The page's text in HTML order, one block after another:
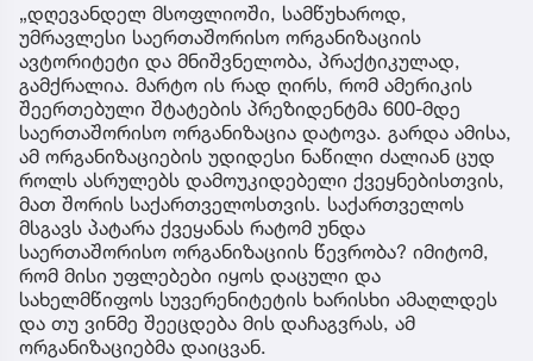
„დღევანდელ მსოფლიოში, სამწუხაროდ,
უმრავლესი საერთაშორისო ორგანიზაციის
ავტორიტეტი და მნიშვნელობა, პრაქტიკულად,
გამქრალია. მარტო ის რად ღირს, რომ ამერიკის
შეერთებული შტატების პრეზიდენტმა 600-მდე
საერთაშორისო ორგანიზაცია დატოვა. გარდა ამისა,
ამ ორგანიზაციების უდიდესი ნაწილი ძალიან ცუდ
როლს ასრულებს დამოუკიდებელი ქვეყნებისთვის,
მათ შორის საქართველოსთვის. საქართველოს
მსგავს პატარა ქვეყანას რატომ უნდა
საერთაშორისო ორგანიზაციის წევრობა? იმიტომ,
რომ მისი უფლებები იყოს დაცული და
სახელმწიფოს სუვერენიტეტის ხარისხი ამაღლდეს
და თუ ვინმე შეეცდება მის დაჩაგვრას, ამ
ორგანიზაციებმა დაიცვან.